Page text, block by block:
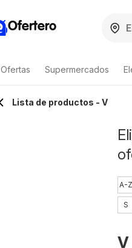
Ofertero
Ofertas Supermercados
Lista de productos - V
A-Z
S
V